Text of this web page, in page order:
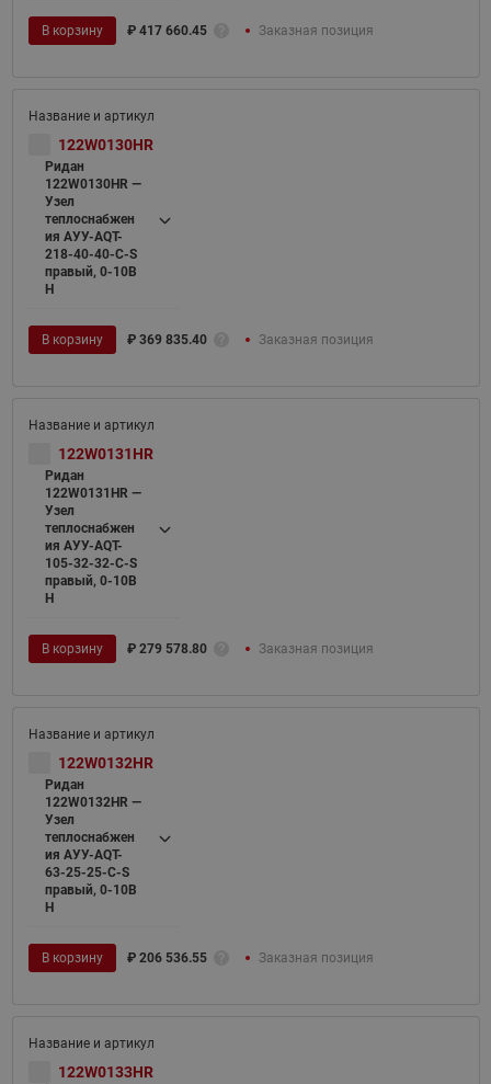
В корзину ₽ 417 660.45 Заказная позиция
122W0130HR
Ридан
122W0130HR —
Узел
теплоснабжен
ия АУУ-AQT-
218-40-40-C-S
правый, 0-10В
H
В корзину ₽ 369 835.40 Заказная позиция
122W0131HR
Ридан
122W0131HR —
Узел
теплоснабжен
ия АУУ-AQT-
105-32-32-C-S
правый, 0-10В
H
В корзину ₽ 279 578.80 Заказная позиция
122W0132HR
Ридан
122W0132HR —
Узел
теплоснабжен
ия АУУ-AQT-
63-25-25-C-S
правый, 0-10В
H
В корзину ₽ 206 536.55 Заказная позиция
122W0133HR